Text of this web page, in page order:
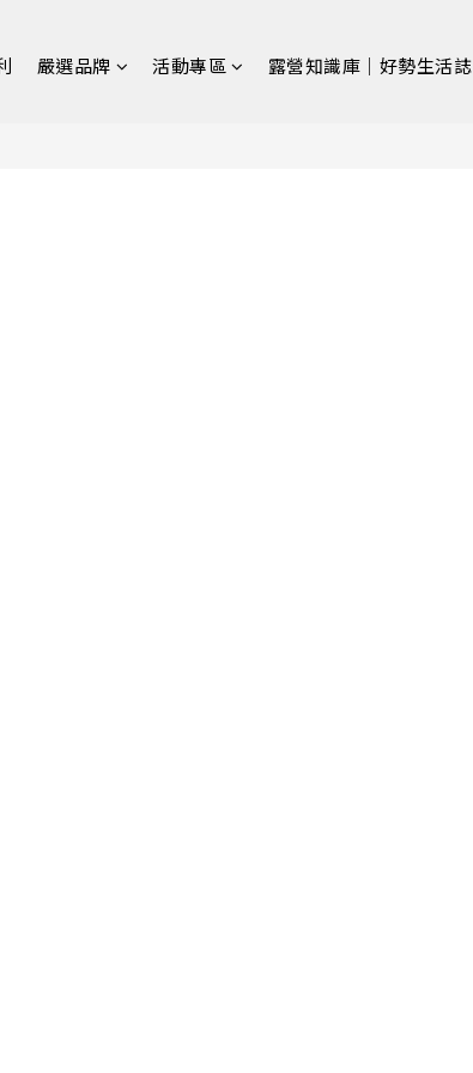
嚴選品牌 活動專區 露營知識庫｜好勢生活誌